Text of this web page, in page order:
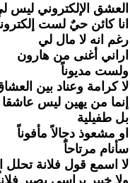
العشق الإلكتروني ليس
انا كائن حيٌ لست
رغم انه لا مال لي
اراني أغنى من هارون
ولست مديوناً
لا كرامة وعناد بين
إنما من يهين ليس عاشقا
بل طفيلية
او مشعوذ دجالاً مأفوناً
سأنام مرتاحاً
لا اسمع قول فلانة تحلل
ولا خبير براسي يصير